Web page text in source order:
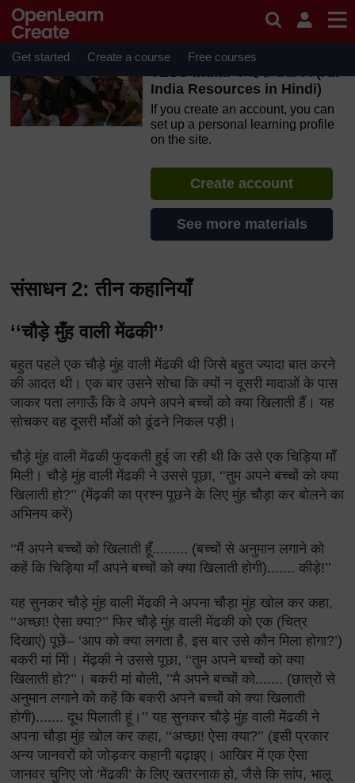
Skip to main content
OpenLearn Create will be unavailable on Wednesday 12
August 2026 from 8am to 10.30am (GMT) due to routine
maintenance.
Get started Create a course Free courses
TESS-India: के हिंदी संसाधन (All
India Resources in Hindi)
If you create an account, you can
set up a personal learning profile
on the site.
Create account
See more materials
संसाधन 2: तीन कहानियाँ
‘‘चौड़े मुँह वाली मेंढकी’’
बहुत पहले एक चौड़े मुंह वाली मेंढकी थी जिसे बहुत ज्यादा बात करने
की आदत थी। एक बार उसने सोचा कि क्यों न दूसरी मादाओं के पास
जाकर पता लगाऊँ कि वे अपने अपने बच्चों को क्या खिलाती हैं। यह
सोचकर वह दूसरी माँओं को ढूंढने निकल पड़ी।
चौड़े मुंह वाली मेंढकी फुदकती हुई जा रही थी कि उसे एक चिड़िया माँ
मिली। चौड़े मुंह वाली मेंढकी ने उससे पूछा, ‘‘तुम अपने बच्चों को क्या
खिलाती हो?’’ (मेंढ़की का प्रश्न पूछने के लिए मुंह चौड़ा कर बोलने का
अभिनय करें)
‘‘मैं अपने बच्चों को खिलाती हूँ......... (बच्चों से अनुमान लगाने को
कहें कि चिड़िया माँ अपने बच्चों को क्या खिलाती होगी)....... कीड़े!’’
यह सुनकर चौड़े मुंह वाली मेंढकी ने अपना चौड़ा मुंह खोल कर कहा,
‘‘अच्छा! ऐसा क्या?’’ फिर चौड़े मुंह वाली मेंढकी को एक (चित्र
दिखाएं) पूछें– ‘आप को क्या लगता है, इस बार उसे कौन मिला होगा?’)
बकरी मां मिी। मेंढ़की ने उससे पूछा, ‘‘तुम अपने बच्चों को क्या
खिलाती हो?’’। बकरी मां बोली, ’’मै अपने बच्चों को....... (छात्रों से
अनुमान लगाने को कहें कि बकरी अपने बच्चों को क्या खिलाती
होगी)....... दूध पिलाती हूं।’’ यह सुनकर चौड़े मुंह वाली मेंढकी ने
अपना चौड़ा मुंह खोल कर कहा, ‘‘अच्छा! ऐसा क्या?’’ (इसी प्रकार
अन्य जानवरों को जोड़कर कहानी बढ़ाइए। आखिर में एक ऐसा
जानवर चुनिए जो ‘मेंढकी’ के लिए खतरनाक हो, जैसे कि सांप, भालू